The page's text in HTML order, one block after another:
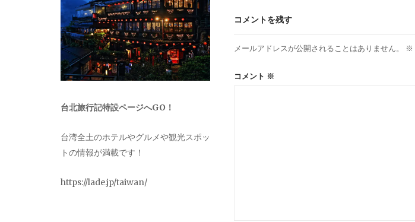
ョ
ン
コメントを残す
メールアドレスが公開されることはありません。 ※
コメント ※
台北旅行記特設ページへGO！
台湾全土のホテルやグルメや観光スポッ
トの情報が満載です！
https://lade.jp/taiwan/